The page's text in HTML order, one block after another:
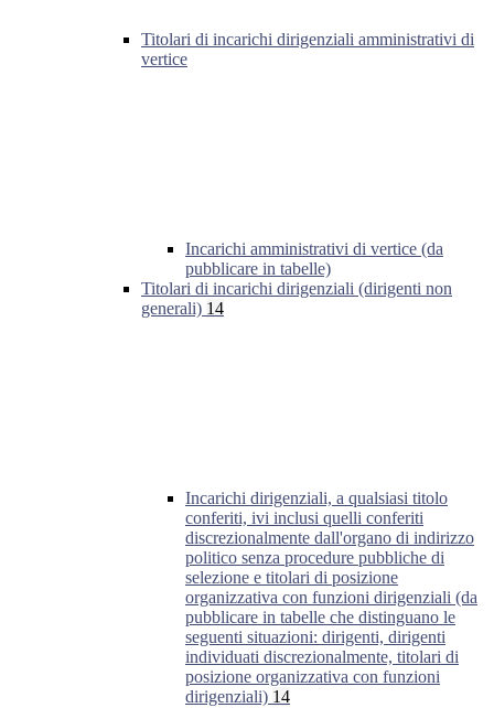
Titolari di incarichi dirigenziali amministrativi di
vertice
Incarichi amministrativi di vertice (da
pubblicare in tabelle)
Titolari di incarichi dirigenziali (dirigenti non
generali) 14
Incarichi dirigenziali, a qualsiasi titolo
conferiti, ivi inclusi quelli conferiti
discrezionalmente dall'organo di indirizzo
politico senza procedure pubbliche di
selezione e titolari di posizione
organizzativa con funzioni dirigenziali (da
pubblicare in tabelle che distinguano le
seguenti situazioni: dirigenti, dirigenti
individuati discrezionalmente, titolari di
posizione organizzativa con funzioni
dirigenziali) 14